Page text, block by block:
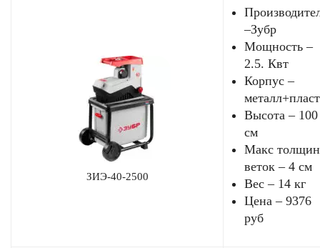
ЗИЭ-40-2500
–Зубр
Мощность –
2.5. Квт
Корпус –
Высота – 100
см
Макс
веток – 4 см
Вес – 14 кг
Цена – 9376
руб